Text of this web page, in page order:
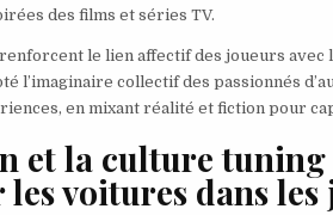
des films et séries TV.
le lien affectif des joueurs
l’imaginaire collectif des passionnés
en mixant réalité et fiction pour
et la culture
voitures dans les